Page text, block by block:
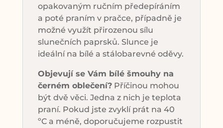
opakovaným ručním předepíráním
a poté praním v pračce, případně je
možné využít přirozenou sílu
slunečních paprsků. Slunce je
ideální na bílé a stálobarevné oděvy.
Objevují se Vám bílé šmouhy na
černém oblečení?Příčinou mohou
být dvě věci. Jedna z nich je teplota
praní. Pokud jste zvyklí prát na 40
ºC a méně, doporučujeme rozpustit